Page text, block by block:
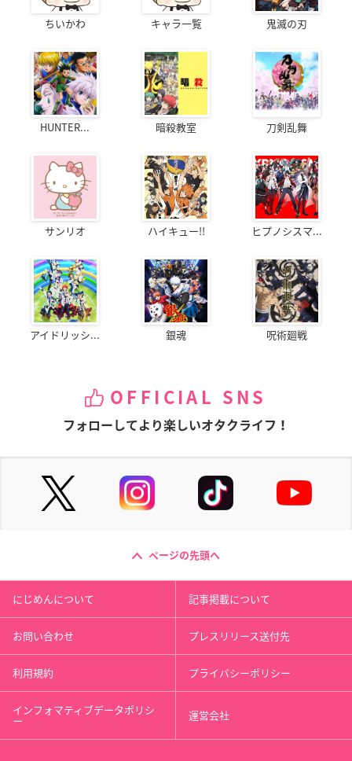
ちいかわ キャラ一覧 鬼滅の刃
HUNTER... 暗殺教室 刀剣乱舞
サンリオ ハイキュー!! ヒプノシスマ...
アイドリッシ... 銀魂 呪術廻戦
OFFICIAL SNS
フォローしてより楽しいオタクライフ！
ページの先頭へ
にじめんについて 記事掲載について
お問い合わせ プレスリリース送付先
利用規約 プライバシーポリシー
インフォマティブデータポリシ
ー 運営会社